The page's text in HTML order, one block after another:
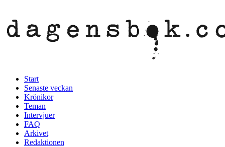
Start
Senaste veckan
Krönikor
Teman
Intervjuer
FAQ
Arkivet
Redaktionen